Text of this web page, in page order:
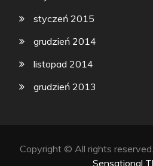
styczeń 2015
grudzień 2014
listopad 2014
grudzień 2013
Copyright © All rights
Sensational